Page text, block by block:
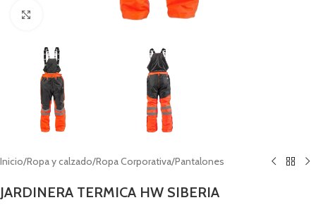
Inicio/Ropa y calzado/Ropa Corporativa/Pantalones
JARDINERA TERMICA HW SIBERIA